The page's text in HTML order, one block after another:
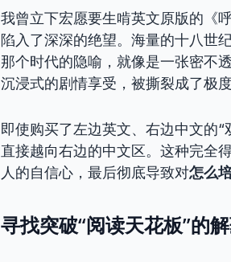
我曾立下宏愿要生啃英文原版的《
陷入了深深的绝望。海量的十八世
那个时代的隐喻，就像是一张密不
沉浸式的剧情享受，被撕裂成了极
即使购买了左边英文、右边中文的
直接越向右边的中文区。这种完全
人的自信心，最后彻底导致对怎么
寻找突破“阅读天花板”的